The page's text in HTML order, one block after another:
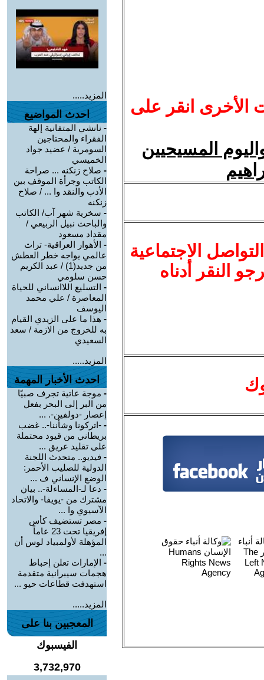
الأخرى انقر على
المسيحيين
الاجتماعية
النقر أدناه
المزيد.....
احدث المواضيع
- نانشي المتفانية إلهة
الفقراء والمحتاجين
السومرية / عضيد جواد
الخميسي
- صلاح زنكنه ... صراحة
الكاتب وجرأة الموقف بين
الأدب والنقد وا ... / صلاح
زنكنه
- سخرية شهر آب/ الكاتب
والباحث نبيل الربيعي /
مقداد مسعود
- الأهوار العراقية- تراث
عالمي يواجه خطر العطش
من جديد(1) / عبد الكريم
حسن سلومي
- التسليع اللاانساني للحياة
المعاصرة / علي محمد
اليوسف
- هذا ما على الزيدي القيام
به للخروج من الازمة / سعد
السعيدي
المزيد.....
احدث الأخبار المهمة
- موجة عاتية تجرف صبيًا
من البر إلى البحر بفعل
إعصار -دولفين-. ...
- -اتركونا وشأننا-.. غضب
بريطاني من قيود محتملة
على تقليد عريق ...
- فيديو.. متحدث اللجنة
الدولية للصليب الأحمر:
الوضع الإنساني ف ...
- دعا لـ-المساءلة-.. بيان
مشترك من -يويفا- والاتحاد
الآسيوي وا ...
- مصر تستضيف كأس
إفريقيا تحت 23 عاماً
المؤهلة لأولمبياد لوس أن
...
- الإمارات تعلن إحباط
هجمات سيبرانية متقدمة
استهدفت قطاعات حيو ...
المزيد.....
المعجبين بنا على
الفيسبوك
3,732,970